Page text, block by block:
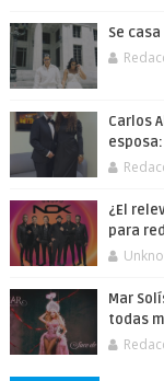
Se
Carlos
¿El
para
Mar
todas